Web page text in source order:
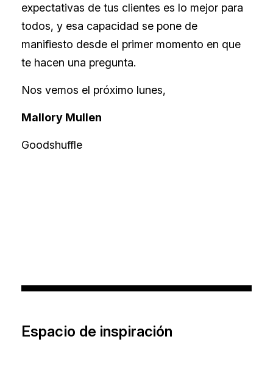
expectativas de tus clientes es lo mejor para
todos, y esa capacidad se pone de
manifiesto desde el primer momento en que
te hacen una pregunta.
Nos vemos el próximo lunes,
Mallory Mullen
Goodshuffle
Espacio de inspiración